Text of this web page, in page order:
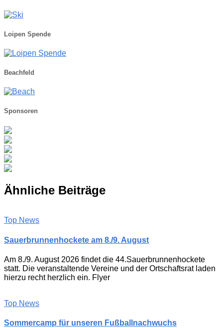
Loipen Spende
Beachfeld
Sponsoren
Ähnliche Beiträge
Top News
Sauerbrunnenhockete am 8./9. August
Am 8./9. August 2026 findet die 44.Sauerbrunnenhockete
statt. Die veranstaltende Vereine und der Ortschaftsrat laden
hierzu recht herzlich ein. Flyer
Top News
Sommercamp für unseren Fußballnachwuchs